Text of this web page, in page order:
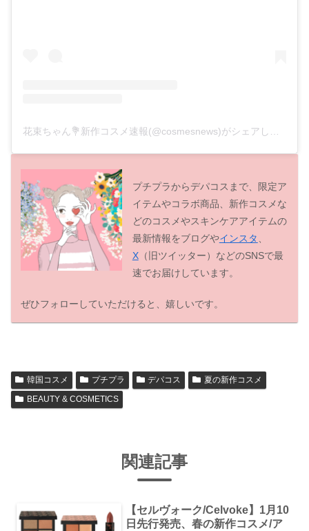
花束ちゃん💐新作コスメ速報(@cosmesnews)がシェアした投稿
プチプラからデパコスまで、限定ア
イテムやコラボ商品、新作コスメな
どのコスメやスキンケアアイテムの
最新情報をブログやインスタ
X（旧ツイッター）などのSNSで最
速でお届けしています。
ぜひフォローしていただけると、嬉しいです。
韓国コスメ プチプラ デパコス
夏の新作コスメ
BEAUTY & COSMETICS
関連記事
【セルヴォーク/Celvoke】1月10
日先行発売、春の新作コスメ/ア